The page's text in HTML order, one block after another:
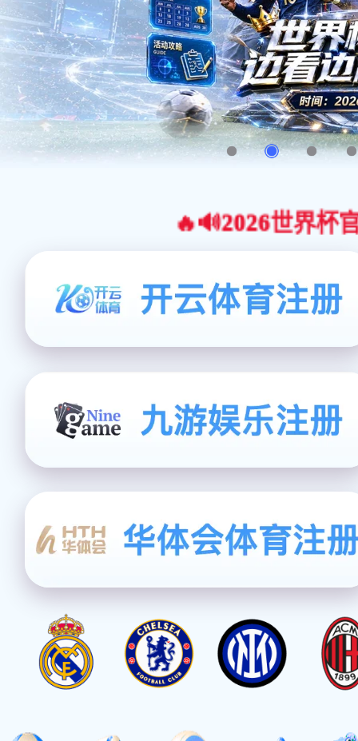
🔥🔊2026世界杯官网合